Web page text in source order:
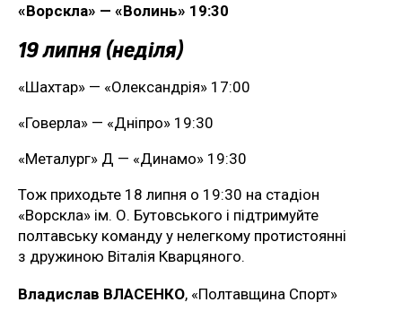
«Ворскла» — «Волинь» 19:30
19 липня (неділя)
«Шахтар» — «Олександрія» 17:00
«Говерла» — «Дніпро» 19:30
«Металург» Д — «Динамо» 19:30
Тож приходьте 18 липня о 19:30 на стадіон
«Ворскла» ім. О. Бутовського і підтримуйте
полтавську команду у нелегкому протистоянні
з дружиною Віталія Кварцяного.
Владислав ВЛАСЕНКО, «Полтавщина Спорт»